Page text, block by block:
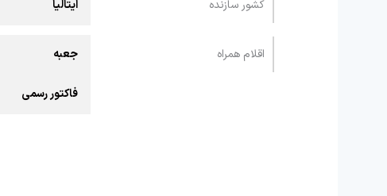
کشور سازنده ایتالیا
اقلام همراه جعبه
فاکتور رسمی